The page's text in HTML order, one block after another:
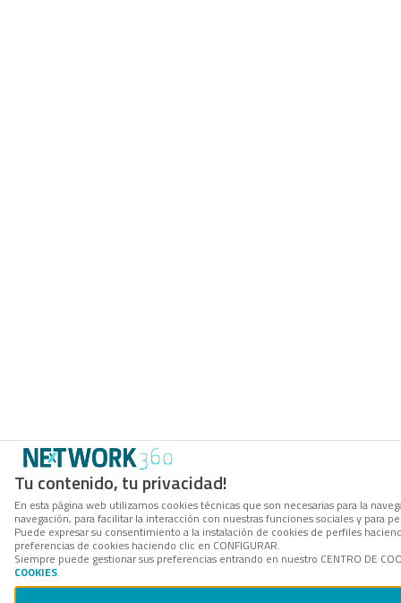
Tu contenido, tu privacidad!
En esta página web utilizamos cookies técnicas que son necesarias para la
navegación, para facilitar la interacción con nuestras funciones sociales y
Puede expresar su consentimiento a la instalación de cookies de perfiles
preferencias de cookies haciendo clic en CONFIGURAR.
Siempre puede gestionar sus preferencias entrando en nuestro CENTRO DE
COOKIES.